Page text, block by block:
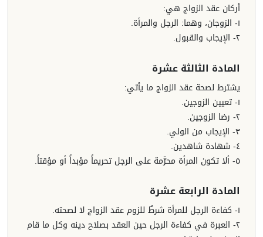
أركان عقد الزواج هي:
١- الزوجان، وهما: الرجل والمرأة.
٢- الإيجاب والقبول.
المادة الثالثة عشرة
يشترط لصحة عقد الزواج ما يأتي:
١- تعيين الزوجين.
٢- رضا الزوجين.
٣- الإيجاب من الولي.
٤- شهادة شاهدين.
٥- ألا تكون المرأة محرَّمة على الرجل تحريماً مؤبداً أو مؤقتاً.
المادة الرابعة عشرة
١- كفاءة الرجل للمرأة شرطٌ للزوم عقد الزواج لا لصحته.
٢- العبرة في كفاءة الرجل حين العقد بصلاح دينه وكل ما قام